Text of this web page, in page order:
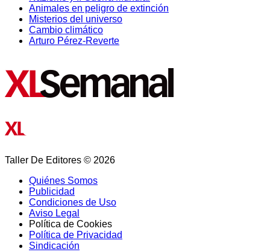
Animales en peligro de extinción
Misterios del universo
Cambio climático
Arturo Pérez-Reverte
Taller De Editores © 2026
Quiénes Somos
Publicidad
Condiciones de Uso
Aviso Legal
Política de Cookies
Política de Privacidad
Sindicación